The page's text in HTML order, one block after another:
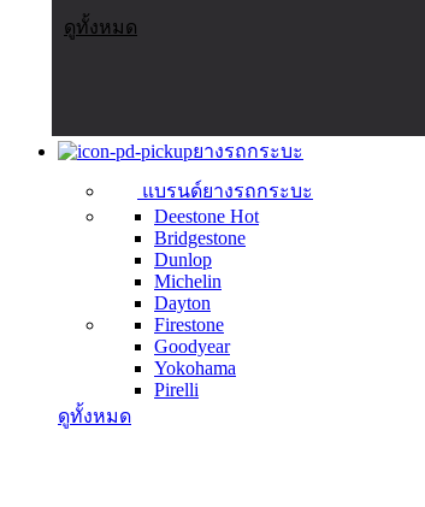
ดูทั้งหมด
ยางรถกระบะ
แบรนด์ยางรถกระบะ
Deestone Hot
Bridgestone
Dunlop
Michelin
Dayton
Firestone
Goodyear
Yokohama
Pirelli
ดูทั้งหมด